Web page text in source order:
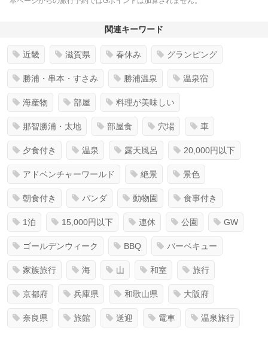
関連キーワード
近畿 滋賀県 春休み グランピング
勝浦・串本・すさみ 勝浦温泉 温泉宿
海産物 部屋 料理が美味しい
那智勝浦・太地 部屋食 穴場 車
夕食付き 温泉 露天風呂 20,000円以下
アドベンチャーワールド 絶景 景色
朝食付き パンダ 動物園 食事付き
1泊 15,000円以下 連休 公園 GW
ゴールデンウィーク BBQ バーベキュー
家族旅行 海 山 和室 旅行
京都府 兵庫県 和歌山県 大阪府
奈良県 旅館 送迎 電車 温泉旅行